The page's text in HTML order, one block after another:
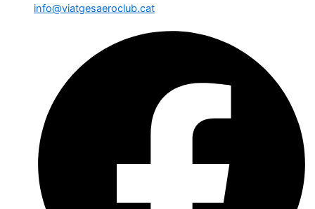
info@viatgesaeroclub.cat